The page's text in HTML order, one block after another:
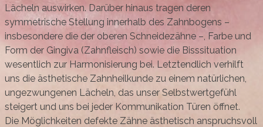
Lächeln auswirken. Darüber hinaus tragen deren
symmetrische Stellung innerhalb des Zahnbogens –
insbesondere die der oberen Schneidezähne –, Farbe und
Form der Gingiva (Zahnfleisch) sowie die Bisssituation
wesentlich zur Harmonisierung bei. Letztendlich verhilft
uns die ästhetische Zahnheilkunde zu einem natürlichen,
ungezwungenen Lächeln, das unser Selbstwertgefühl
steigert und uns bei jeder Kommunikation Türen öffnet.
Die Möglichkeiten defekte Zähne ästhetisch anspruchsvoll